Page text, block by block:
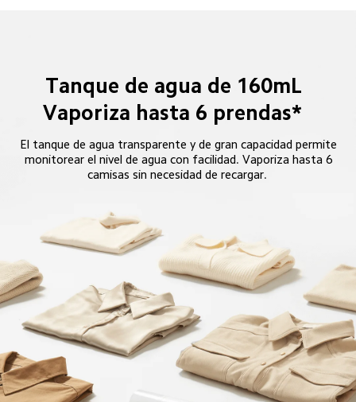
Tanque de agua de 160mL
Vaporiza hasta 6 prendas*
El tanque de agua transparente y de gran capacidad permite
monitorear el nivel de agua con facilidad. Vaporiza hasta 6
camisas sin necesidad de recargar.